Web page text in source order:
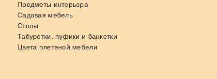
Предметы интерьера
Садовая мебель
Столы
Табуретки, пуфики и банкетки
Цвета плетеной мебели